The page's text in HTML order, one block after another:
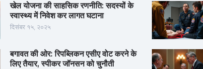
खेल योजना की साहसिक रणनीति: सदस्यों के
स्वास्थ्य में निवेश कर लागत घटाना
दिसंबर १५, २०२५
बगावत की ओर: रिपब्लिकन एसीए वोट करने के
लिए तैयार, स्पीकर जॉनसन को चुनौती